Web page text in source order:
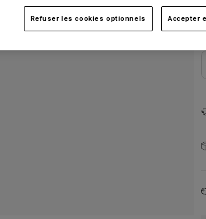
Refuser les cookies optionnels Accepter